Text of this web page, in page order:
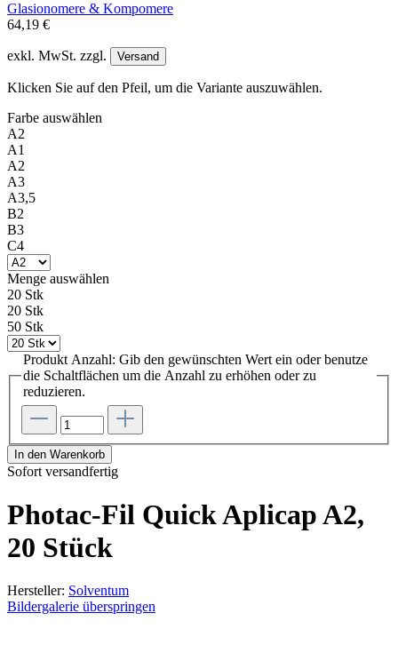
Glasionomere & Kompomere
64,19 €
exkl. MwSt. zzgl. Versand
Klicken Sie auf den Pfeil, um die Variante auszuwählen.
Farbe auswählen
A2
A1
A2
A3
A3,5
B2
B3
C4
Menge auswählen
20 Stk
20 Stk
50 Stk
Produkt Anzahl: Gib den gewünschten Wert ein oder benutze
die Schaltflächen um die Anzahl zu erhöhen oder zu
reduzieren.
In den Warenkorb
Sofort versandfertig
Photac-Fil Quick Aplicap A2,
20 Stück
Hersteller: Solventum
Bildergalerie überspringen